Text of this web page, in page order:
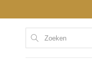
content